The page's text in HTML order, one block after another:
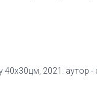
40x30цм, 2021. аутор